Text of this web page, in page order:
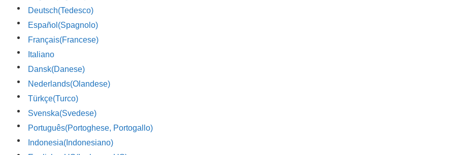
Deutsch(Tedesco)
Español (Spagnolo)
Français(Francese)
Italiano
Dansk(Danese)
Nederlands(Olandese)
Türkçe(Turco)
Svenska(Svedese)
Português(Portoghese, Portogallo)
Indonesia(Indonesiano)